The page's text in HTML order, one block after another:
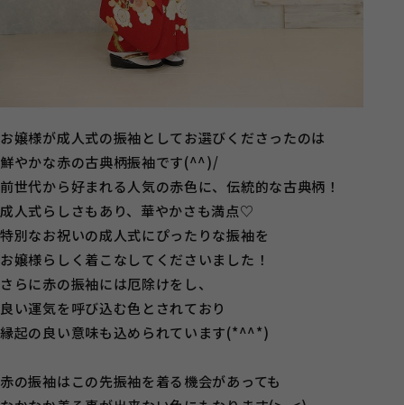
お嬢様が成人式の振袖としてお選びくださったのは
鮮やかな赤の古典柄振袖です(^^)/
前世代から好まれる人気の赤色に、伝統的な古典柄！
成人式らしさもあり、華やかさも満点♡
特別なお祝いの成人式にぴったりな振袖を
お嬢様らしく着こなしてくださいました！
さらに赤の振袖には厄除けをし、
良い運気を呼び込む色とされており
縁起の良い意味も込められています(*^^*)
赤の振袖はこの先振袖を着る機会があっても